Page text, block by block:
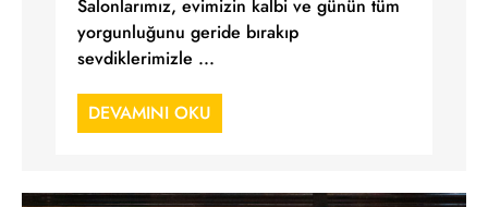
Salonlarımız, evimizin kalbi ve günün tüm
yorgunluğunu geride bırakıp
sevdiklerimizle ...
DEVAMINI OKU